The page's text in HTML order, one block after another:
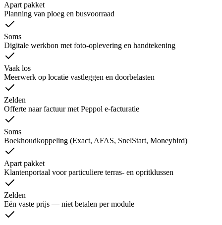
Apart pakket
Planning van ploeg en busvoorraad
Soms
Digitale werkbon met foto-oplevering en handtekening
Vaak los
Meerwerk op locatie vastleggen en doorbelasten
Zelden
Offerte naar factuur met Peppol e-facturatie
Soms
Boekhoudkoppeling (Exact, AFAS, SnelStart, Moneybird)
Apart pakket
Klantenportaal voor particuliere terras- en opritklussen
Zelden
Eén vaste prijs — niet betalen per module